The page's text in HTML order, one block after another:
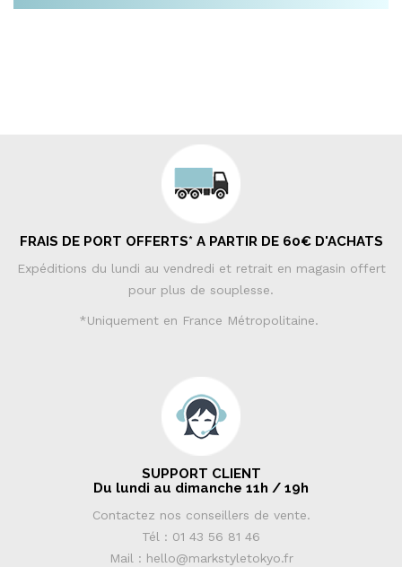
FRAIS DE PORT OFFERTS* A PARTIR DE 60€ D'ACHATS
Expéditions du lundi au vendredi et retrait en magasin offert
pour plus de souplesse.
*Uniquement en France Métropolitaine.
SUPPORT CLIENT
Du lundi au dimanche 11h / 19h
Contactez nos conseillers de vente.
Tél : 01 43 56 81 46
Mail : hello@markstyletokyo.fr